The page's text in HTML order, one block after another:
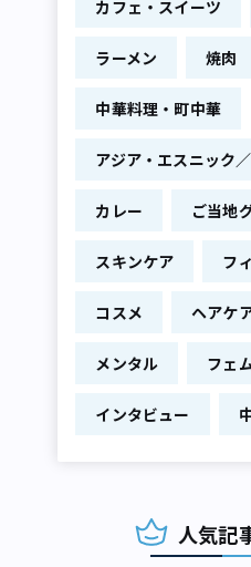
カフェ・スイーツ
ラーメン 焼肉
中華料理・町中華
アジア・エスニック
カレー ご当地
スキンケア フ
コスメ ヘアケ
メンタル フェ
インタビュー
人気記